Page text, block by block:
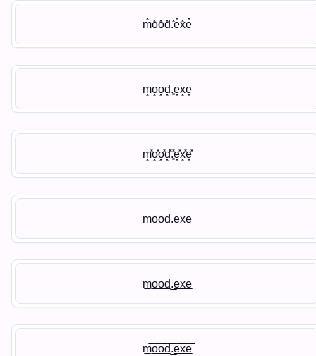
m̽o̽o̽d̽.̽e̽x̽e̽
m͓o͓o͓d͓.͓e͓x͓e͓
m͓̽o͓̽o͓̽d͓̽.͓̽e͓̽x͓̽e͓̽
m̅o̅o̅d̅.̅e̅x̅e̅
m̲o̲o̲d̲.̲e̲x̲e̲
m̲̅o̲̅o̲̅d̲̅.̲̅e̲̅x̲̅e̲̅